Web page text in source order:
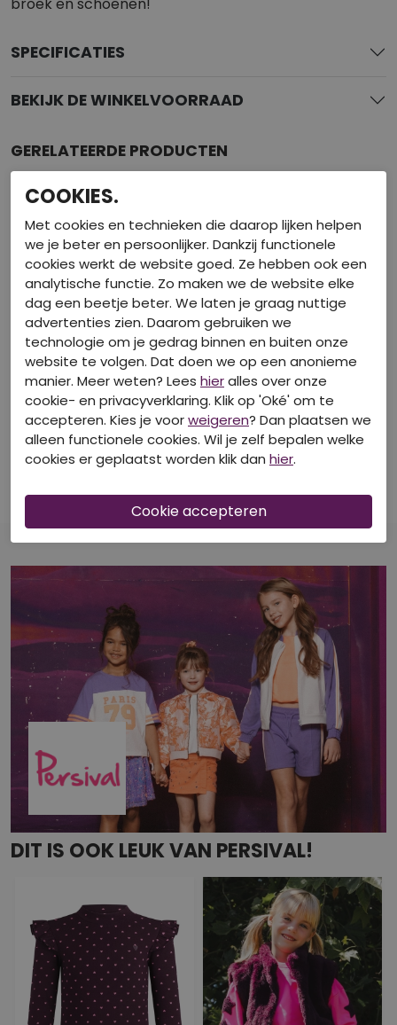
SPECIFICATIES
BEKIJK DE WINKELVOORRAAD
GERELATEERDE PRODUCTEN
50% Korting
PERSIVAL
Z90012/3010500 ROSE
50% Korting
PERSIVAL
Z90012/3010500 KOBALT
€ 9,00 € 17,99
DIT IS OOK LEUK VAN PERSIVAL!
COOKIES.
Met cookies en technieken die daarop lijken helpen
we je beter en persoonlijker. Dankzij functionele
cookies werkt de website goed. Ze hebben ook een
analytische functie. Zo maken we de website elke
dag een beetje beter. We laten je graag nuttige
advertenties zien. Daarom gebruiken we
technologie om je gedrag binnen en buiten onze
website te volgen. Dat doen we op een anonieme
manier. Meer weten? Lees hieralles over onze
cookie- en privacyverklaring. Klik op 'Oké' om te
accepteren. Kies je voorweigeren? Dan plaatsen we
alleen functionele cookies. Wil je zelf bepalen welke
cookies er geplaatst worden klik dan hier.